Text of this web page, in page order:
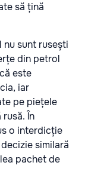
să țină
sunt rusești
din petrol
este
iar
pe piețele
În
o interdicție
similară
pachet de